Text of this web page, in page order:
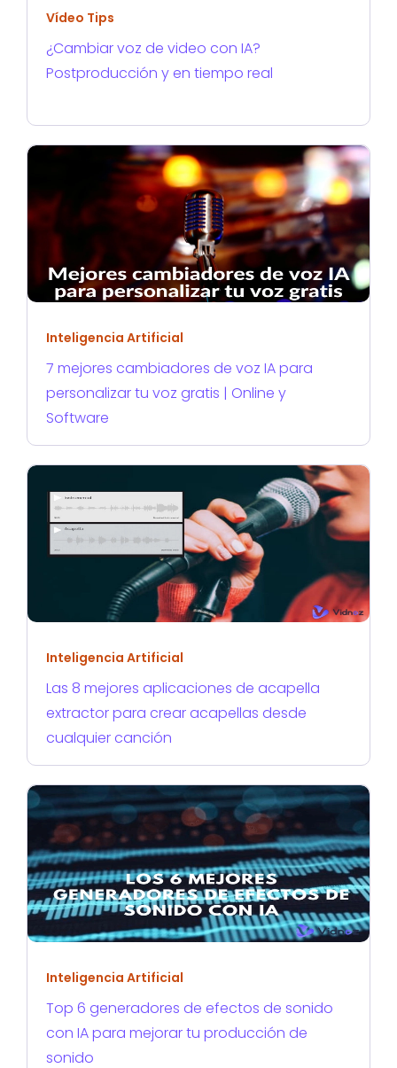
Vídeo Tips
¿Cambiar voz de video con IA?
Postproducción y en tiempo real
Inteligencia Artificial
7 mejores cambiadores de voz IA para
personalizar tu voz gratis | Online y
Software
Inteligencia Artificial
Las 8 mejores aplicaciones de acapella
extractor para crear acapellas desde
cualquier canción
Inteligencia Artificial
Top 6 generadores de efectos de sonido
con IA para mejorar tu producción de
sonido